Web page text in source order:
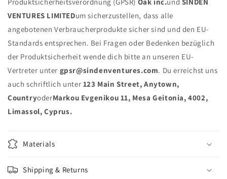
VENTURES LIMITEDum sicherzustellen, dass alle
angebotenen Verbraucherprodukte sicher sind und den EU-
Standards entsprechen. Bei Fragen oder Bedenken bezüglich
der Produktsicherheit wende dich bitte an unseren EU-
Vertreter unter gpsr@sindenventures.com. Du erreichst uns
auch schriftlich unter 123 Main Street, Anytown,
CountryoderMarkou Evgenikou 11, Mesa Geitonia, 4002,
Limassol, Cyprus.
Materials
Shipping & Returns